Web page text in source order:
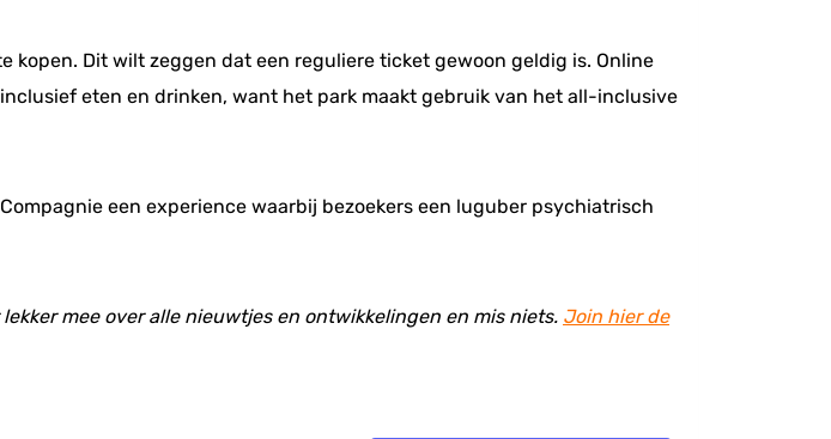
Dit wilt zeggen dat een reguliere ticket gewoon geldig is. Online
eten en drinken, want het park maakt gebruik van het all-inclusive
een experience waarbij bezoekers een luguber psychiatrisch
mee over alle nieuwtjes en ontwikkelingen en mis niets. Join hier de